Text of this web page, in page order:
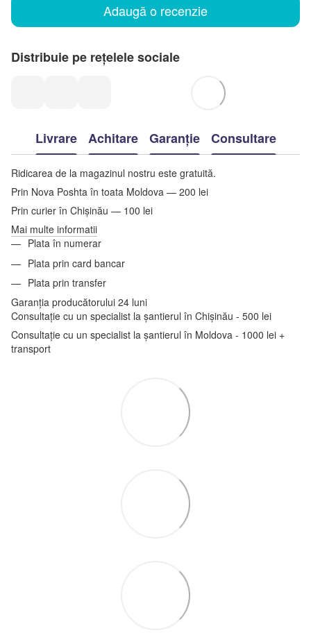
Adaugă o recenzie
Distribuie pe rețelele sociale
Livrare Achitare Garanție Consultare
Ridicarea de la magazinul nostru este gratuită.
Prin Nova Poshta în toata Moldova — 200 lei
Prin curier în Chișinău — 100 lei
Mai multe informatii
Plata în numerar
Plata prin card bancar
Plata prin transfer
Garanția producătorului 24 luni
Consultație cu un specialist la șantierul în Chișinău - 500 lei
Consultație cu un specialist la șantierul în Moldova - 1000 lei +
transport